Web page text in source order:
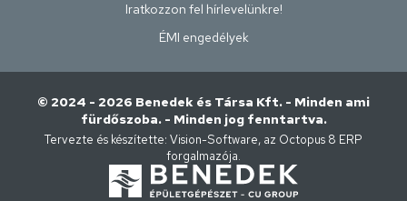
Iratkozzon fel hírlevelünkre!
ÉMI engedélyek
© 2024 - 2026 Benedek és Társa Kft. - Minden ami
fürdőszoba. - Minden jog fenntartva.
Tervezte és készítette: Vision-Software, az Octopus 8 ERP
forgalmazója.